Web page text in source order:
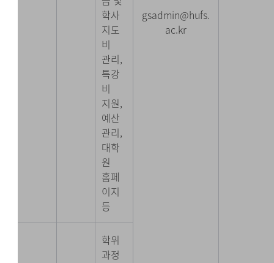
gsadmin@hufs.
ac.kr
학사
지도
비
관리,
특강
비
지원,
예산
관리,
대학
원
홈페
이지
등
학위
과정